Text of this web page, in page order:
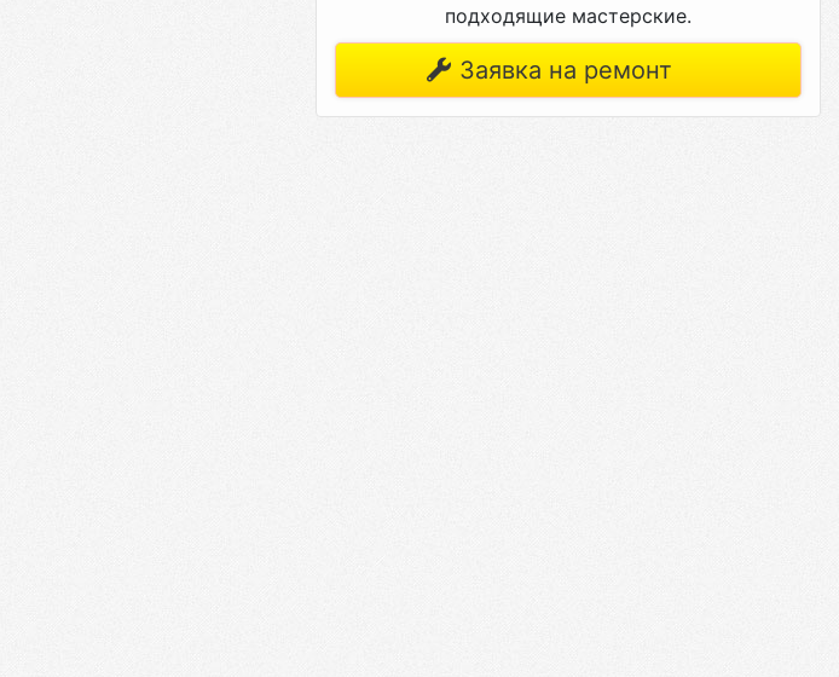
подходящие мастерские.
Заявка на ремонт